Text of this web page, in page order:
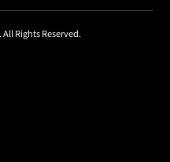
Rights Reserved.